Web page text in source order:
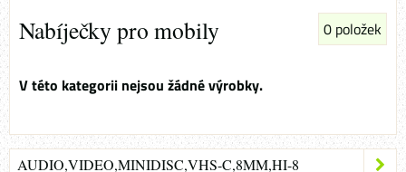
Nabíječky pro mobily 0 položek
AUDIO,VIDEO,MINIDISC,VHS-C,8MM,HI-8